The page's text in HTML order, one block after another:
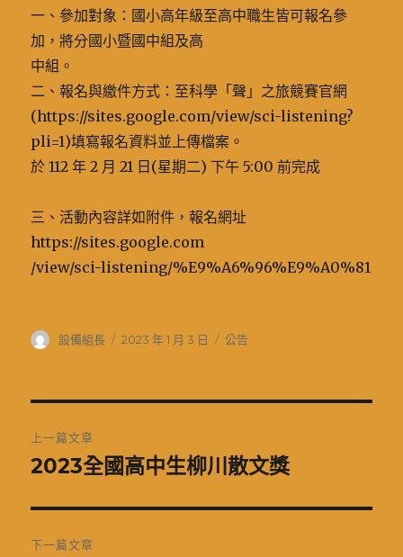
一、參加對象：國小高年級至高中職生皆可報名參
加，將分國小暨國中組及高
中組。
二、報名與繳件方式：至科學「聲」之旅競賽官網
(https://sites.google.com/view/sci-listening?
pli=1)填寫報名資料並上傳檔案。
於 112 年 2 月 21 日(星期二) 下午 5:00 前完成
三、活動內容詳如附件，報名網址
https://sites.google.com
/view/sci-listening/%E9%A6%96%E9%A0%81
作
設備組長
發
2023 年 1 月 3 日
分
公告
章
覽
上一篇文章
上
篇
文
2023全國高中生柳川散文獎
下一篇文章